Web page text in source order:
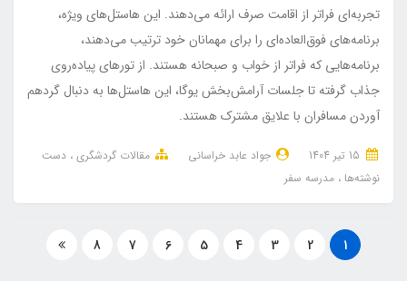
تجربه‌ای فراتر از اقامت صرف ارائه می‌دهند. این هاستل‌های ویژه،
برنامه‌های فوق‌العاده‌ای را برای مهمانان خود ترتیب می‌دهند،
برنامه‌هایی که فراتر از خواب و صبحانه هستند. از تورهای پیاده‌روی
جذاب گرفته تا جلسات آرامش‌بخش یوگا، این هاستل‌ها به دنبال گردهم
آوردن مسافران با علایق مشترک هستند.
جواد عابد خراسانی مقالات گردشگری دست
نوشته‌ها
مدرسه سفر
1
2
3
4
5
6
7
8